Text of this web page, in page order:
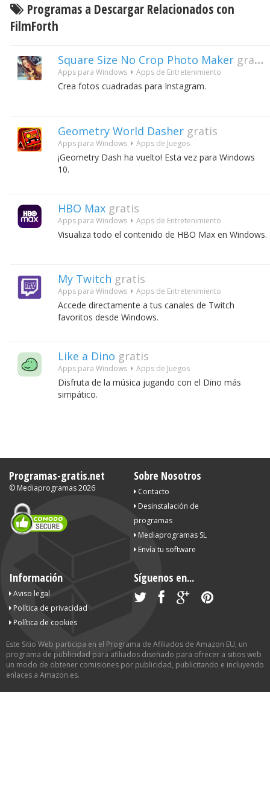
Programas a Descargar Relacionados con
FilmForth
Square Size No Crop Photo Maker gratis
Apps para Windows Apps de Entretenimiento
Crea fotos cuadradas para Instagram.
Geometry World Dasher gratis
Apps para Windows Apps de Juegos
¡Geometry Dash ha vuelto! Esta vez para Windows
10.
HBO Max gratis
Apps para Windows Apps de Entretenimiento
Visualiza todo el contenido de HBO Max en Windows.
My Twitch gratis
Apps para Windows Apps de Entretenimiento
Accede directamente a tus canales de Twitch
favoritos desde Windows.
Like a Dino gratis
Apps para Windows Apps de Juegos
Disfruta de la música jugando con el Dino más
simpático.
Programas-gratis.net
© Mediaprogramas2026
Sobre Nosotros
Contacto
Desinstalación de
programas
Mediaprogramas SL
Envía tu software
Información
Aviso legal
Política de privacidad
Política de cookies
Síguenos en...
Este Sitio Web participa en el Programa de Afiliados de Amazon EU, un
programa de publicidad para afiliados diseñado para ofrecer a sitios web
un modo de obtener comisiones por publicidad, publicitando e incluyendo
enlaces a Amazon.es.